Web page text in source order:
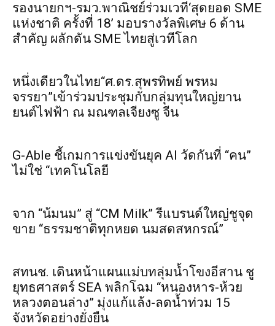
รองนายกฯ-รมว.พาณิชย์ร่วมเวที‘สุดยอด SME
แห่งชาติ ครั้งที่ 18’ มอบรางวัลพิเศษ 6 ด้าน
สำคัญ ผลักดัน SME ไทยสู่เวทีโลก
หนึ่งเดียวในไทย“ศ.ดร.สุพรทิพย์ พรหม
จรรยา”เข้าร่วมประชุมกับกลุ่มทุนใหญ่ยาน
ยนต์ไฟฟ้า ณ มณฑลเจียงซู จีน
G-Able ชี้เกมการแข่งขันยุค AI วัดกันที่ “คน”
ไม่ใช่ “เทคโนโลยี
จาก “น้มนม” สู่ “CM Milk” รีแบรนด์ใหญ่ชูจุด
ขาย “ธรรมชาติทุกหยด นมสดสหกรณ์”
สทนช. เดินหน้าแผนแม่บทลุ่มน้ำโขงอีสาน ชู
ยุทธศาสตร์ SEA พลิกโฉม “หนองหาร-ห้วย
หลวงตอนล่าง” มุ่งแก้แล้ง-ลดน้ำท่วม 15
จังหวัดอย่างยั่งยืน